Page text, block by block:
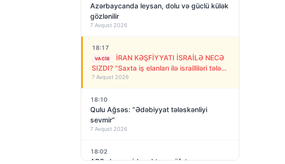
Azərbaycanda leysan, dolu və güclü külək
gözlənilir
7 Avqust 2026
18:17
VACIB
İRAN KƏŞFİYYATI İSRAİLƏ NECƏ
SIZDI? “Saxta iş elanları ilə israilliləri tələyə
saldılar”
7 Avqust 2026
18:10
Qulu Ağsəs: “Ədəbiyyat tələskənliyi
sevmir”
7 Avqust 2026
18:02
ABŞ-da qeyri-kənd təsərrüfatı